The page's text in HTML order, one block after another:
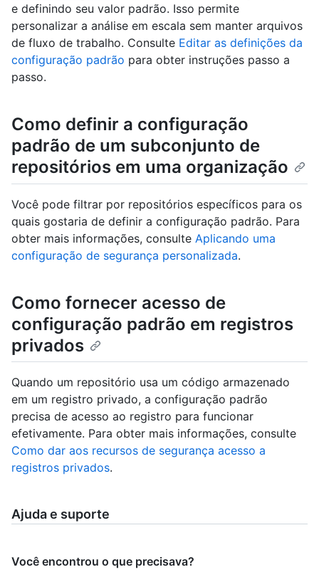
e definindo seu valor padrão. Isso permite
personalizar a análise em escala sem manter arquivos
de fluxo de trabalho. Consulte Editar as definições da
configuração padrão para obter instruções passo a
passo.
Como definir a configuração
padrão de um subconjunto de
repositórios em uma organização
Você pode filtrar por repositórios específicos para os
quais gostaria de definir a configuração padrão. Para
obter mais informações, consulte Aplicando uma
configuração de segurança personalizada.
Como fornecer acesso de
configuração padrão em registros
privados
Quando um repositório usa um código armazenado
em um registro privado, a configuração padrão
precisa de acesso ao registro para funcionar
efetivamente. Para obter mais informações, consulte
Como dar aos recursos de segurança acesso a
registros privados.
Ajuda e suporte
Você encontrou o que precisava?